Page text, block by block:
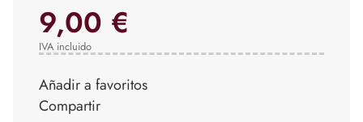
9,00 €
IVA incluido
Añadir a favoritos
Compartir